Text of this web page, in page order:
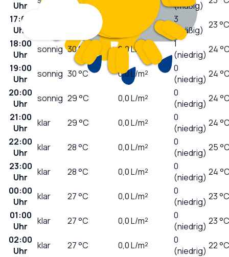
Uhr (mäßig)
17:00
Uhr
3
(mäßig) 23 °C
18:00
Uhr
sonnig 30°C 0,0L/m²
1
(niedrig) 24
19:00
Uhr
sonnig 30°C 0,0L/m²
0
(niedrig) 24
20:00
Uhr
sonnig 29°C 0,0L/m²
0
(niedrig) 24
21:00
Uhr
klar 29°C 0,0L/m²
0
(niedrig) 24
22:00
Uhr
klar 28°C 0,0L/m²
0
(niedrig) 25
23:00
Uhr
klar 28°C 0,0L/m²
0
(niedrig) 24
00:00
Uhr
klar 27°C 0,0L/m²
0
(niedrig) 23 °C
01:00
Uhr
klar 27°C 0,0L/m²
0
(niedrig) 23 °C
02:00
Uhr
klar 27°C 0,0L/m²
0
(niedrig) 22 °C